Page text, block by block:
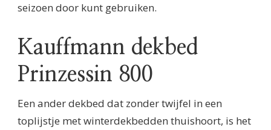
seizoen door kunt gebruiken.
Kauffmann dekbed
Prinzessin 800
Een ander dekbed dat zonder twijfel in een
toplijstje met winterdekbedden thuishoort, is het